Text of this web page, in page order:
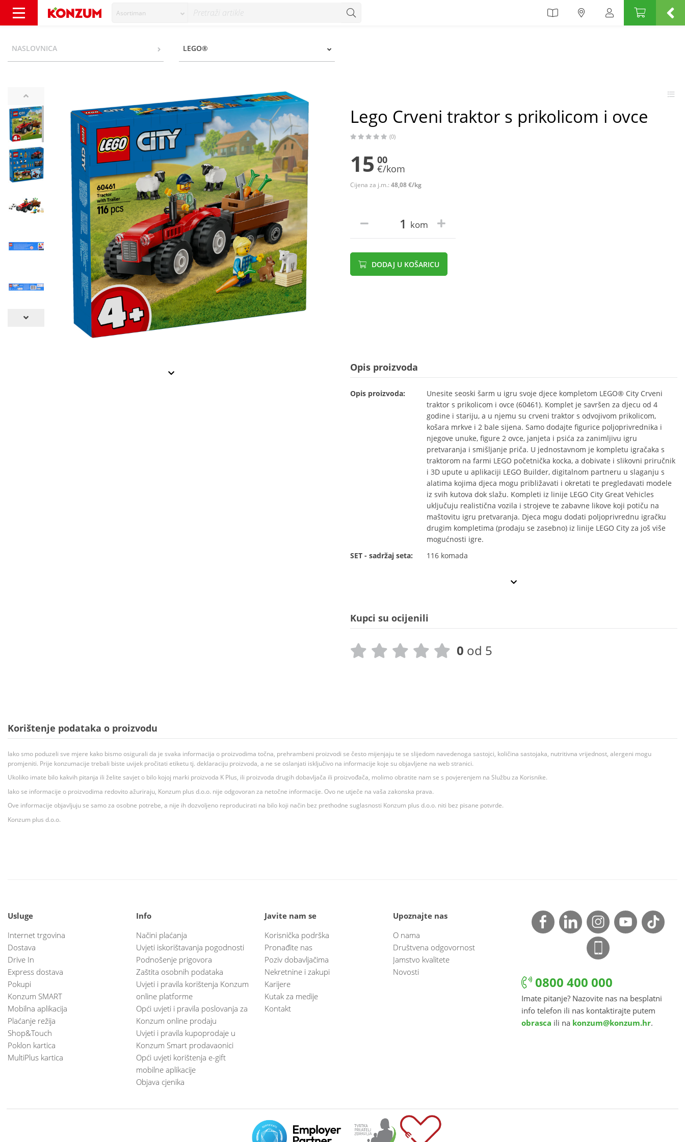
Asortiman
NASLOVNICA LEGO®
Lego Crveni traktor s prikolicom i ovce
(0)
15 00
€/kom
Cijena za j.m.: 48,08 €/kg
kom
DODAJ U KOŠARICU
Opis proizvoda
Opis proizvoda:
Unesite seoski šarm u igru svoje djece kompletom LEGO® City Crveni
traktor s prikolicom i ovce (60461). Komplet je savršen za djecu od 4
godine i stariju, a u njemu su crveni traktor s odvojivom prikolicom,
košara mrkve i 2 bale sijena. Samo dodajte figurice poljoprivrednika i
njegove unuke, figure 2 ovce, janjeta i psića za zanimljivu igru
pretvaranja i smišljanje priča. U jednostavnom je kompletu igračaka s
traktorom na farmi LEGO početnička kocka, a dobivate i slikovni priručnik
i 3D upute u aplikaciji LEGO Builder, digitalnom partneru u slaganju s
alatima kojima djeca mogu približavati i okretati te pregledavati modele
iz svih kutova dok slažu. Kompleti iz linije LEGO City Great Vehicles
uključuju realistična vozila i strojeve te zabavne likove koji potiču na
maštovitu igru pretvaranja. Djeca mogu dodati poljoprivrednu igračku
drugim kompletima (prodaju se zasebno) iz linije LEGO City za još više
mogućnosti igre.
SET - sadržaj seta:
116 komada
Kupci su ocijenili
0 od 5
Korištenje podataka o proizvodu
Iako smo poduzeli sve mjere kako bismo osigurali da je svaka informacija o proizvodima točna, prehrambeni proizvodi se često mijenjaju te se slijedom navedenoga sastojci, količina sastojaka, nutritivna vrijednost, alergeni mogu
promjeniti. Prije konzumacije trebali biste uvijek pročitati etiketu tj. deklaraciju proizvoda, a ne se oslanjati isključivo na informacije koje su objavljene na web stranici.
Ukoliko imate bilo kakvih pitanja ili želite savjet o bilo kojoj marki proizvoda K Plus, ili proizvoda drugih dobavljača ili proizvođača, molimo obratite nam se s povjerenjem na Službu za Korisnike.
Iako se informacije o proizvodima redovito ažuriraju, Konzum plus d.o.o. nije odgovoran za netočne informacije. Ovo ne utječe na vaša zakonska prava.
Ove informacije objavljuju se samo za osobne potrebe, a nije ih dozvoljeno reproducirati na bilo koji način bez prethodne suglasnosti Konzum plus d.o.o. niti bez pisane potvrde.
Konzum plus d.o.o.
Usluge
Internet trgovina
Dostava
Drive In
Express dostava
Pokupi
Konzum SMART
Mobilna aplikacija
Plaćanje režija
Shop&Touch
Poklon kartica
MultiPlus kartica
Info
Načini plaćanja
Uvjeti iskorištavanja pogodnosti
Podnošenje prigovora
Zaštita osobnih podataka
Uvjeti i pravila korištenja Konzum
online platforme
Opći uvjeti i pravila poslovanja za
Konzum online prodaju
Uvjeti i pravila kupoprodaje u
Konzum Smart prodavaonici
Opći uvjeti korištenja e-gift
mobilne aplikacije
Objava cjenika
Javite nam se
Korisnička podrška
Pronađite nas
Poziv dobavljačima
Nekretnine i zakupi
Karijere
Kutak za medije
Kontakt
Upoznajte nas
O nama
Društvena odgovornost
Jamstvo kvalitete
Novosti
0800 400 000
Imate pitanje? Nazovite nas na besplatni
info telefon ili nas kontaktirajte putem
obrasca ili na konzum@konzum.hr.